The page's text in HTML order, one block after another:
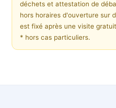
déchets et attestation de
hors horaires d'ouverture sur
est fixé après une visite
* hors cas particuliers.